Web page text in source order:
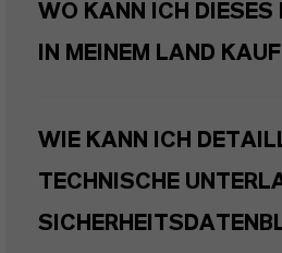
WO KANN ICH DIESES
IN MEINEM LAND
WIE KANN ICH
TECHNISCHE